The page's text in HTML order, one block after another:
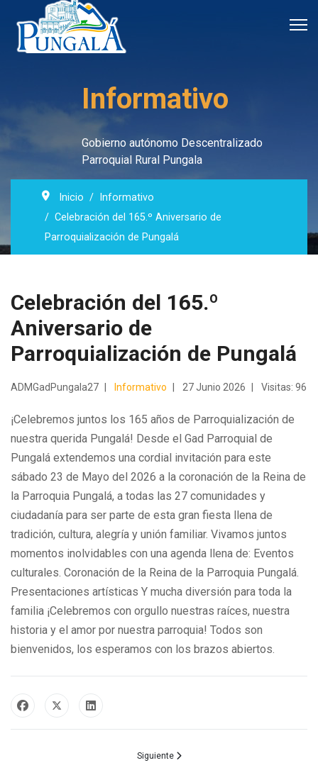
Informativo
Gobierno autónomo Descentralizado
Parroquial Rural Pungala
Inicio
Informativo
Celebración del 165.º Aniversario de
Parroquialización de Pungalá
Celebración del 165.º
Aniversario de
Parroquialización de Pungalá
ADMGadPungala27 Informativo 27 Junio 2026 Visitas: 96
¡Celebremos juntos los 165 años de Parroquialización de
nuestra querida Pungalá! Desde el Gad Parroquial de
Pungalá extendemos una cordial invitación para este
sábado 23 de Mayo del 2026 a la coronación de la Reina de
la Parroquia Pungalá, a todas las 27 comunidades y
ciudadanía para ser parte de esta gran fiesta llena de
tradición, cultura, alegría y unión familiar. Vivamos juntos
momentos inolvidables con una agenda llena de: Eventos
culturales. Coronación de la Reina de la Parroquia Pungalá.
Presentaciones artísticas Y mucha diversión para toda la
familia ¡Celebremos con orgullo nuestras raíces, nuestra
historia y el amor por nuestra parroquia! Todos son
bienvenidos, los esperamos con los brazos abiertos.
Artículo siguiente: Impulso al Desarrollo de
Siguiente